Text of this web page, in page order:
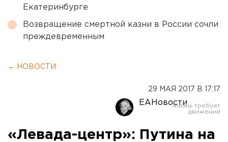
Екатеринбурге
Возвращение смертной казни в России сочли
преждевременным
← НОВОСТИ
29 МАЯ 2017 В 17:17
ЕАНовости
«Левада-центр»: Путина на